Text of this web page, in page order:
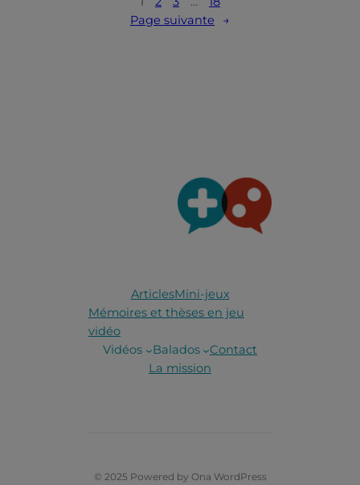
Page suivante
→
ArticlesMini-jeux
Mémoires et thèses en jeu
vidéo
Vidéos
Balados
Contact
La mission
© 2025 Powered by Ona WordPress